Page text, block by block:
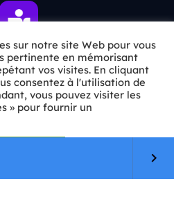
keyboard_arrow_right
sur notre site Web pour vous
pertinente en mémorisant
vos visites. En cliquant
consentez à l'utilisation de
vous pouvez visiter les
» pour fournir un